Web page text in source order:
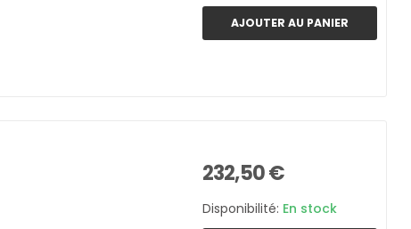
AJOUTER AU PANIER
232,50 €
Disponibilité: En stock